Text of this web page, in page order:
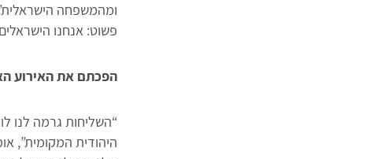
ומהמשפחה
פשוט: אנחנו
הפכתם את האירוע
“השליחות גרמה לנו
היהודית המקומית”,